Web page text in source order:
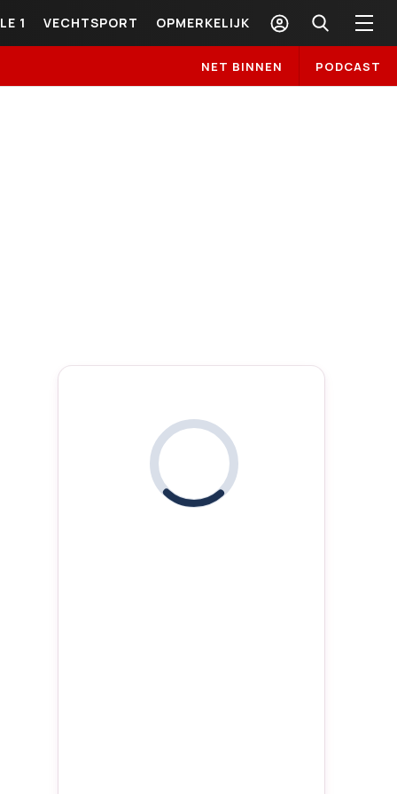
1 VECHTSPORT OPMERKELIJK
NET BINNEN PODCAST